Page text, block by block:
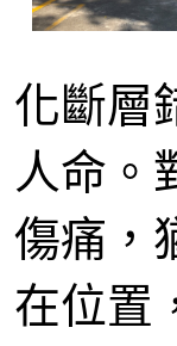
化斷層
人命。
傷痛，
在位置